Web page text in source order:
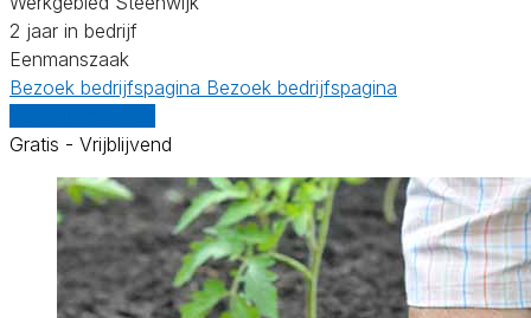
2 jaar in bedrijf
Eenmanszaak
Bezoek bedrijfspagina Bezoek bedrijfspagina
Gratis - Vrijblijvend